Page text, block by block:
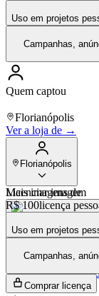
Uso em projetos
Campanhas,
Quem captou
Florianópolis
Ver a loja de →
Florianópolis
Mais imagens de
Ver a loja completa
Licenciar imagem
R$ 100licença
Uso em projetos
Campanhas,
Comprar licença